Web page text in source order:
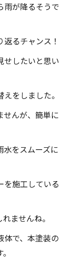
雨が降るそうで
るチャンス！
せしたいと思い
をしました。
せんが、簡単に
水をスムーズに
を施工している
ませんね。
体で、本塗装の